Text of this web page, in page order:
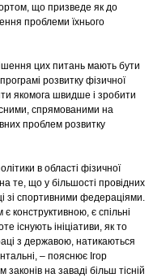
що призведе як до
проблеми їхнього
цих питань мають бути
розвитку фізичної
якомога швидше і зробити
спрямованими на
проблем розвитку
в області фізичної
те, що у більшості провідних
зі спортивними федераціями.
конструктивною, є спільні
існують ініціативи, як то
з державою, натикаються
– пояснює Ігор
на заваді більш тісній